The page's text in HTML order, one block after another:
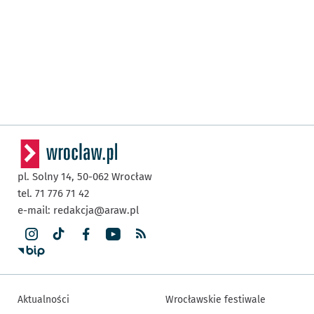
pl. Solny 14, 50-062 Wrocław
tel. 71 776 71 42
e-mail: redakcja@araw.pl
Aktualności Wrocławskie festiwale